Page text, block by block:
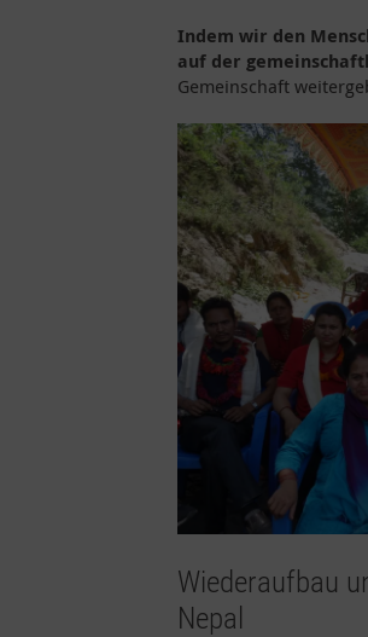
Indem wir den
auf der
Gemeinschaft
Wiederaufbau
Nepal